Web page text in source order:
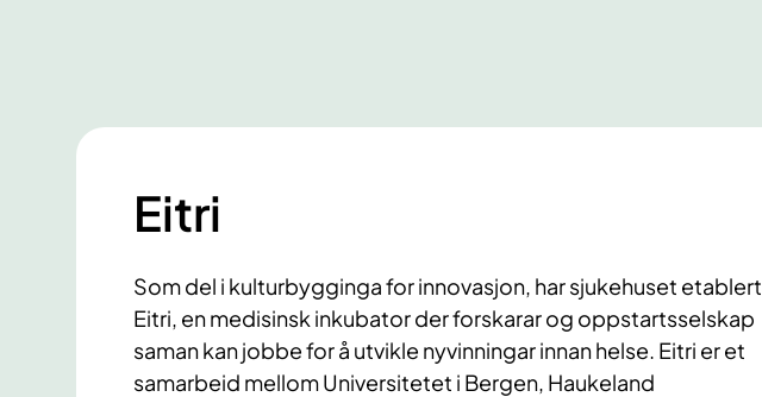
Eitri
Som del i kulturbygginga for innovasjon, har sjukehuset etablert
Eitri, en medisinsk inkubator der forskarar og oppstartsselskap
saman kan jobbe for å utvikle nyvinningar innan helse. Eitri er et
samarbeid mellom Universitetet i Bergen, Haukeland